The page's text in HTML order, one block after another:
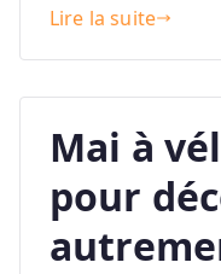
Lire la suite
Mai à
pour